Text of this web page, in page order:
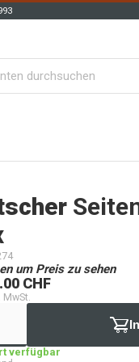
um Preis zu sehen
CHF
MwSt.
verfügbar